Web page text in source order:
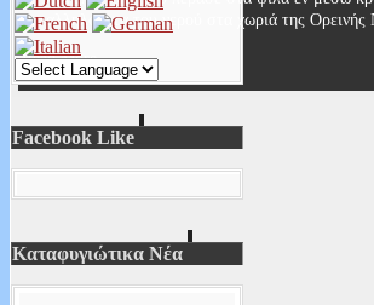
καταλληλότητα του νερού στα χωριά της
Read More...
Facebook Like
Καταφυγιώτικα Νέα